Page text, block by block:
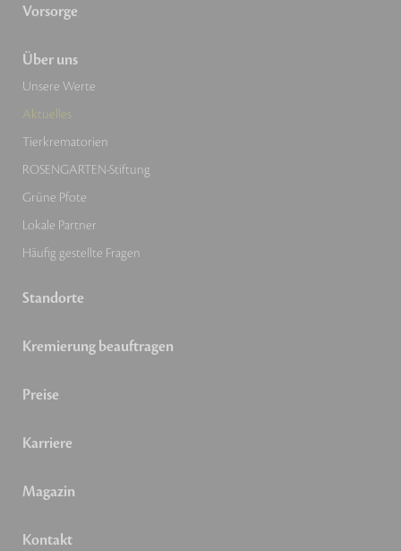
Vorsorge
Über uns
Unsere Werte
Aktuelles
Tierkrematorien
ROSENGARTEN-Stiftung
Grüne Pfote
Lokale Partner
Häufig gestellte Fragen
Standorte
Kremierung beauftragen
Preise
Karriere
Magazin
Kontakt